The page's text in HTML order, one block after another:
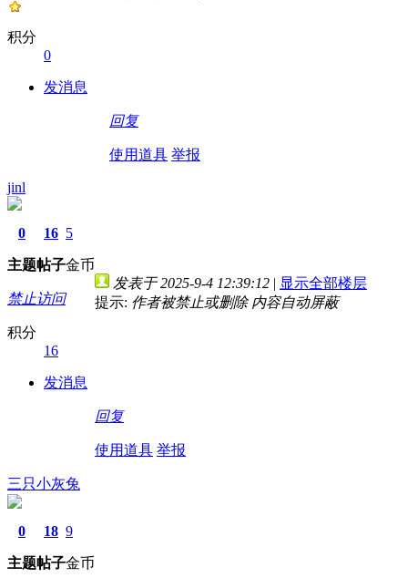
积分
0
发消息
回复
使用道具 举报
jinl
0
主题
16
帖子
5
金币
禁止访问
积分
16
发消息
发表于 2025-9-4 12:39:12 | 显示全部楼层
提示: 作者被禁止或删除 内容自动屏蔽
回复
使用道具 举报
三只小灰兔
0
主题
18
帖子
9
金币